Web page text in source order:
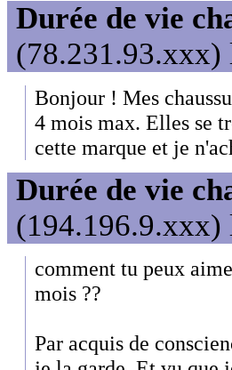
Durée de vie
(78.231.93.xxx)
Bonjour ! Mes
4 mois max. Elles se
cette marque et je
Durée de vie
(194.196.9.xxx)
comment tu peux
mois ??
Par acquis de